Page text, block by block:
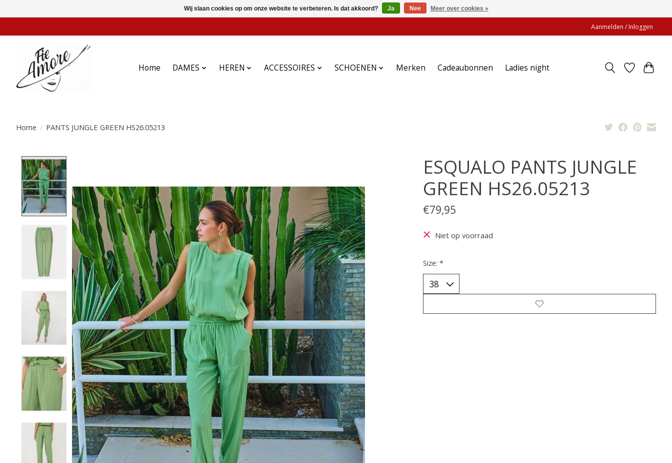
Aanmelden / Inloggen
Home DAMES HEREN ACCESSOIRES SCHOENEN Merken Cadeaubonnen Ladies night
Home / PANTS JUNGLE GREEN HS26.05213
ESQUALO PANTS JUNGLE
GREEN HS26.05213
€79,95
Niet op voorraad
Size: *
Wij slaan cookies op om onze website te verbeteren. Is dat akkoord? Ja Nee Meer over cookies »